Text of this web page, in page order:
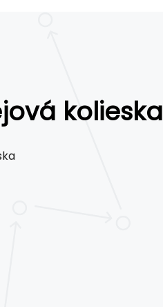
kolieska